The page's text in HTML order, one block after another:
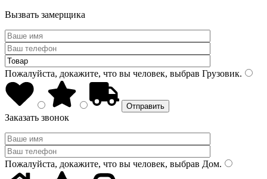
Вызвать замерщика
Пожалуйста, докажите, что вы человек, выбрав Грузовик.
Заказать звонок
Пожалуйста, докажите, что вы человек, выбрав Дом.